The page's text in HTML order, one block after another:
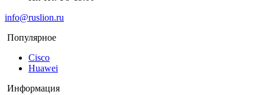
info@ruslion.ru
Популярное
Cisco
Huawei
Информация